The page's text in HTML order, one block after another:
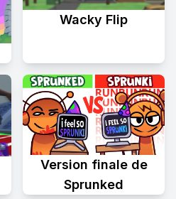
Wacky Flip
Version finale de
Sprunked